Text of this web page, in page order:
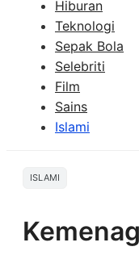
Hiburan
Teknologi
Sepak Bola
Selebriti
Film
Sains
Islami
ISLAMI